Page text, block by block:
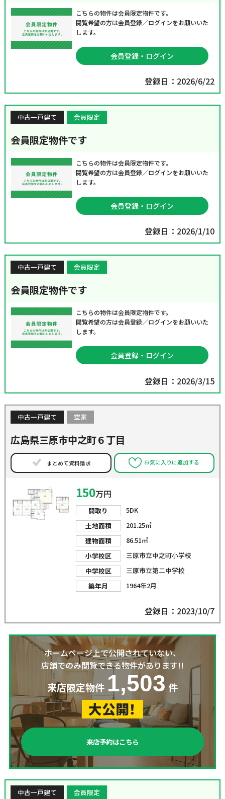
こちらの物件は会員限定物件です。
閲覧希望の方は会員登録／ログインをお願いいた
します。
会員登録・ログイン
登録日：2026/6/22
中古一戸建て 会員限定
会員限定物件です
こちらの物件は会員限定物件です。
閲覧希望の方は会員登録／ログインをお願いいた
します。
会員登録・ログイン
登録日：2026/1/10
中古一戸建て 会員限定
会員限定物件です
こちらの物件は会員限定物件です。
閲覧希望の方は会員登録／ログインをお願いいた
します。
会員登録・ログイン
登録日：2026/3/15
中古一戸建て 空家
広島県三原市中之町６丁目
まとめて資料請求 お気に入りに追加する
150万円
間取り
5DK
土地面積
201.25㎡
建物面積
86.51㎡
小学校区
三原市立中之町小学校
中学校区
三原市立第二中学校
築年月
1964年2月
登録日：2023/10/7
ホームページ上で公開されていない、
店舗でのみ閲覧できる物件があります!!
来店限定物件 1,503 件
大公開！
来店予約はこちら
中古一戸建て 会員限定